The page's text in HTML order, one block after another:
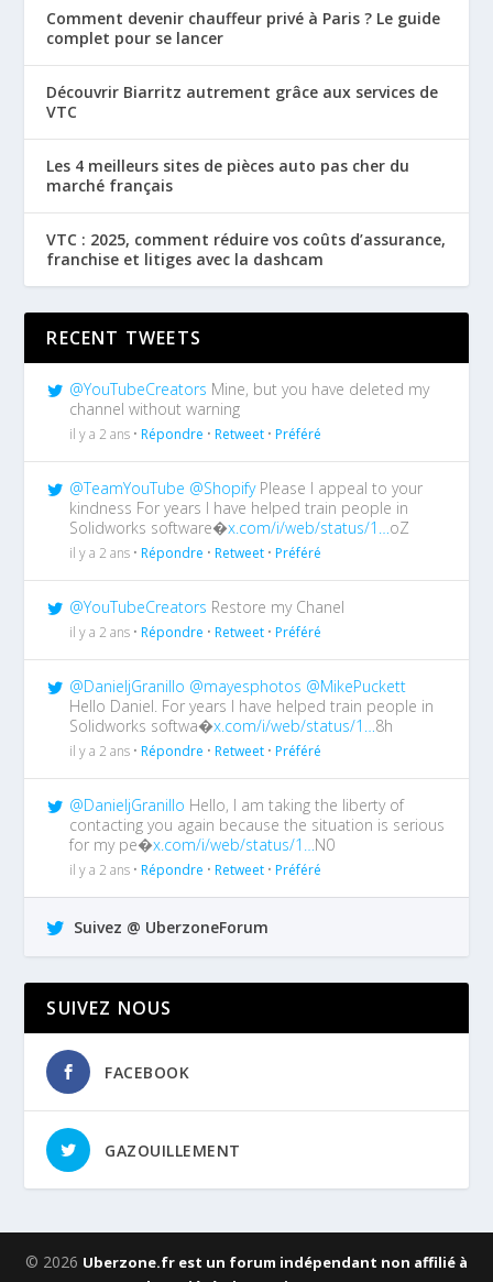
Comment devenir chauffeur privé à Paris ? Le guide
complet pour se lancer
Découvrir Biarritz autrement grâce aux services de
VTC
Les 4 meilleurs sites de pièces auto pas cher du
marché français
VTC : 2025, comment réduire vos coûts d’assurance,
franchise et litiges avec la dashcam
RECENT TWEETS
@YouTubeCreators Mine, but you have deleted my
channel without warning
il y a 2 ans •Répondre •Retweet •Préféré
@TeamYouTube @ShopifyPlease I appeal to your
kindness For years I have helped train people in
Solidworks software�x.com/i/web/status/1… oZ
il y a 2 ans •Répondre •Retweet •Préféré
@YouTubeCreators Restore my Chanel
il y a 2 ans •Répondre •Retweet •Préféré
@DanieljGranillo @mayesphotos @MikePuckett
Hello Daniel. For years I have helped train people in
Solidworks softwa�x.com/i/web/status/1… 8h
il y a 2 ans •Répondre •Retweet •Préféré
@DanieljGranillo Hello, I am taking the liberty of
contacting you again because the situation is serious
for my pe�x.com/i/web/status/1… N0
il y a 2 ans •Répondre •Retweet •Préféré
Suivez @ UberzoneForum
SUIVEZ NOUS
FACEBOOK
GAZOUILLEMENT
© 2026 Uberzone.fr est un forum indépendant non affilié à